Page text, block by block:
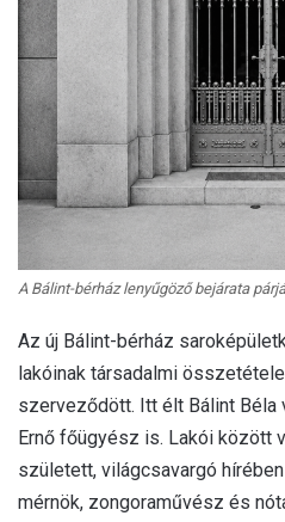
A Bálint-bérház lenyűgöző bejárata
Az új Bálint-bérház
lakóinak társadalmi
szerveződött. Itt élt Bálint Béla
Ernő főügyész is. Lakói között
született, világcsavargó
mérnök, zongoraművész és